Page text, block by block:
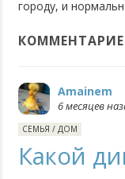
городу, и
комфортное
Amainem
6 месяцев
СЕМЬЯ / ДОМ
Какой